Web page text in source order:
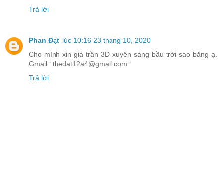
Trả lời
Phan Đạt lúc 10:16 23 tháng 10, 2020
Cho mình xin giá trần 3D xuyên sáng bầu trời sao băng ạ.
Gmail ‘ thedat12a4@gmail.com ‘
Trả lời